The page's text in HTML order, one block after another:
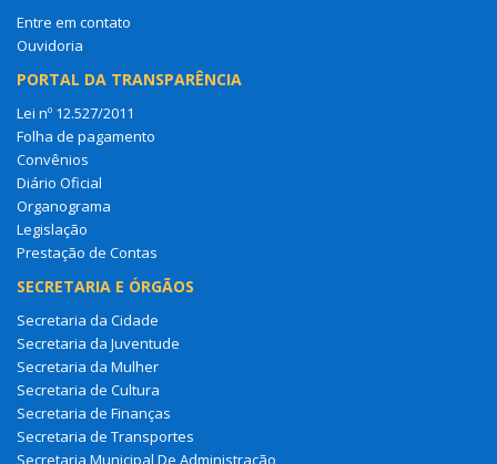
Entre em contato
Ouvidoria
PORTAL DA TRANSPARÊNCIA
Lei nº 12.527/2011
Folha de pagamento
Convênios
Diário Oficial
Organograma
Legislação
Prestação de Contas
SECRETARIA E ÓRGÃOS
Secretaria da Cidade
Secretaria da Juventude
Secretaria da Mulher
Secretaria de Cultura
Secretaria de Finanças
Secretaria de Transportes
Secretaria Municipal De Administração